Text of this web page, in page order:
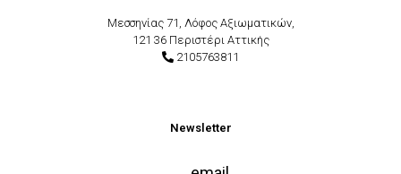
Μεσσηνίας 71, Λόφος Αξιωματικών,
121 36 Περιστέρι Αττικής
2105763811
Newsletter